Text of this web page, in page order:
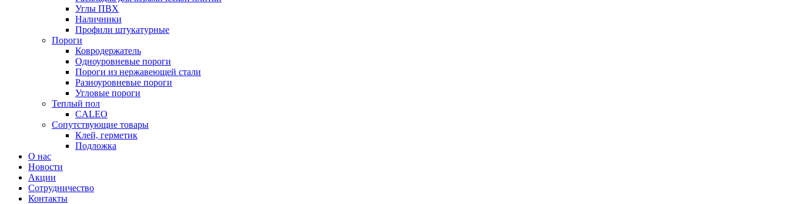
Углы ПВХ
Наличники
Профили штукатурные
Пороги
Ковродержатель
Одноуровневые пороги
Пороги из нержавеющей стали
Разноуровневые пороги
Угловые пороги
Теплый пол
CALEO
Сопутствующие товары
Клей, герметик
Подложка
О нас
Новости
Акции
Сотрудничество
Контакты